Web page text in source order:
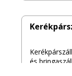
és